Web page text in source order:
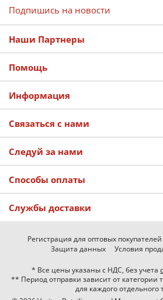
Подпишись на новости
Наши Партнеры
Помощь
Информация
Связаться с нами
Следуй за нами
Способы оплаты
Службы доставки
Регистрация для оптовых покупателей
Защита данных
Условия
* Все цены указаны с НДС, без учета
** Период отправки зависит от категории
для каждого отдельного